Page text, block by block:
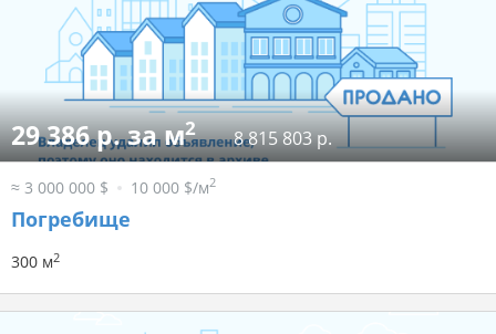
29 386 р. за м2 8 815 803 р.
≈ 3 000 000 $ 10 000 $/м2
Погребище
300 м2